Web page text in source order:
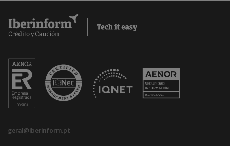
geral@iberinform.pt